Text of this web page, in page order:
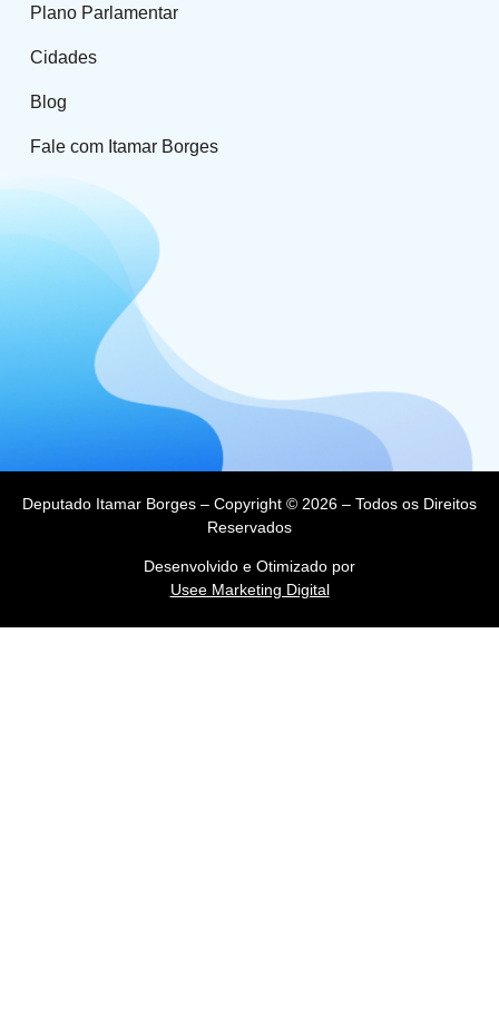
Plano Parlamentar
Cidades
Blog
Fale com Itamar Borges
Deputado Itamar Borges – Copyright © 2026 – Todos os Direitos
Reservados
Desenvolvido e Otimizado por
Usee Marketing Digital